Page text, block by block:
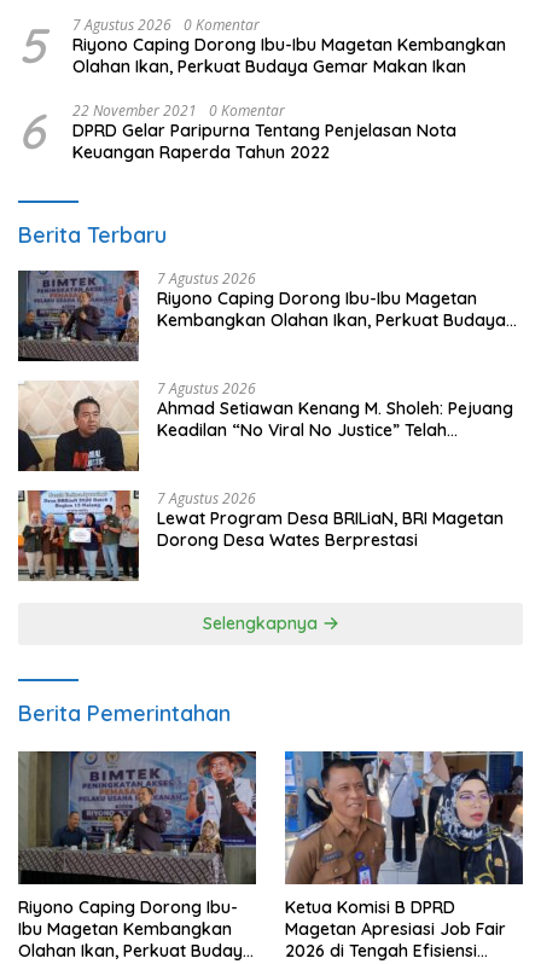
5 7 Agustus 2026 0 Komentar
Riyono Caping Dorong Ibu-Ibu Magetan Kembangkan
Olahan Ikan, Perkuat Budaya Gemar Makan Ikan
6 22 November 2021 0 Komentar
DPRD Gelar Paripurna Tentang Penjelasan Nota
Keuangan Raperda Tahun 2022
Berita Terbaru
7 Agustus 2026
Riyono Caping Dorong Ibu-Ibu Magetan
Kembangkan Olahan Ikan, Perkuat Budaya
7 Agustus 2026
Ahmad Setiawan Kenang M. Sholeh: Pejuang
Keadilan “No Viral No Justice” Telah
7 Agustus 2026
Lewat Program Desa BRILiaN, BRI Magetan
Dorong Desa Wates Berprestasi
Selengkapnya
Berita Pemerintahan
Riyono Caping Dorong Ibu-
Ibu Magetan Kembangkan
Olahan Ikan, Perkuat Budaya
Ketua Komisi B DPRD
Magetan Apresiasi Job Fair
2026 di Tengah Efisiensi